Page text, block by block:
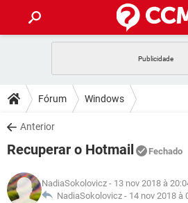
CELULAR
OUTLOOK
INSTAGRAM GMAIL
GUIA DE COMPRAS
DICAS
JOGOS
INSTAGRAM
DOWNLOADS
JOGOS
CELULAR
OUTLOOK
FÓRUM
JOGOS
GLOSSÁRIO
Fórum Windows
Anterior
Recuperar o Hotmail Fechado
NadiaSokolovicz - 13 nov 2018 à
NadiaSokolovicz - 14 nov 2018 à